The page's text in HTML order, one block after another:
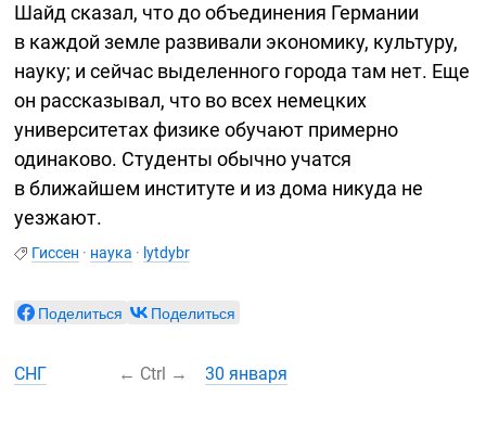
Шайд сказал, что до объединения Германии
в каждой земле развивали экономику, культуру,
науку; и сейчас выделенного города там нет. Еще
он рассказывал, что во всех немецких
университетах физике обучают примерно
одинаково. Студенты обычно учатся
в ближайшем институте и из дома никуда не
уезжают.
Гиссен · наука · lytdybr
Поделиться Поделиться
СНГ ← Ctrl → 30 января